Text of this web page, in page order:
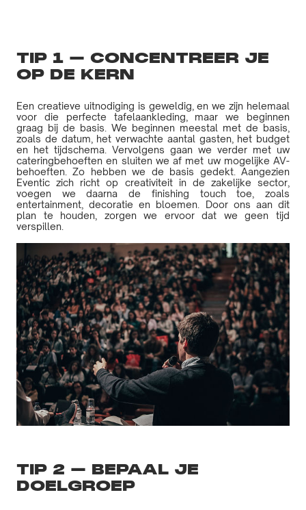
TIP 1 – CONCENTREER JE
OP DE KERN
Een creatieve uitnodiging is geweldig, en we zijn helemaal
voor die perfecte tafelaankleding, maar we beginnen
graag bij de basis. We beginnen meestal met de basis,
zoals de datum, het verwachte aantal gasten, het budget
en het tijdschema. Vervolgens gaan we verder met uw
cateringbehoeften en sluiten we af met uw mogelijke AV-
behoeften. Zo hebben we de basis gedekt. Aangezien
Eventic zich richt op creativiteit in de zakelijke sector,
voegen we daarna de finishing touch toe, zoals
entertainment, decoratie en bloemen. Door ons aan dit
plan te houden, zorgen we ervoor dat we geen tijd
verspillen.
TIP 2 – BEPAAL JE
DOELGROEP